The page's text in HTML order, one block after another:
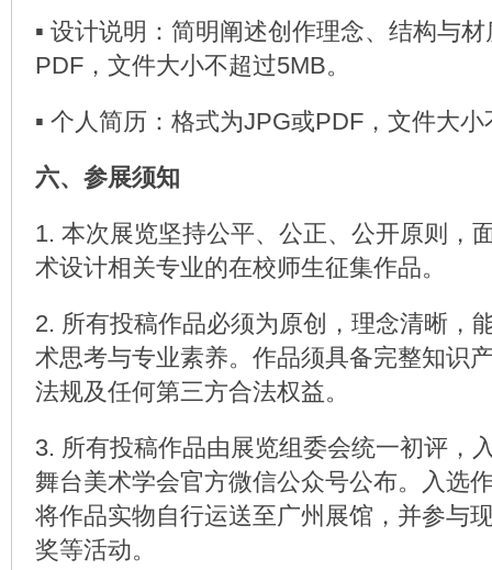
▪ 设计说明：简明阐述创作理念、结构与
PDF，文件大小不超过5MB。
▪ 个人简历：格式为JPG或PDF，文件大
六、参展须知
1. 本次展览坚持公平、公正、公开原则，
术设计相关专业的在校师生征集作品。
2. 所有投稿作品必须为原创，理念清晰，
术思考与专业素养。作品须具备完整知识
法规及任何第三方合法权益。
3. 所有投稿作品由展览组委会统一初评，
舞台美术学会官方微信公众号公布。入选
将作品实物自行运送至广州展馆，并参与
奖等活动。